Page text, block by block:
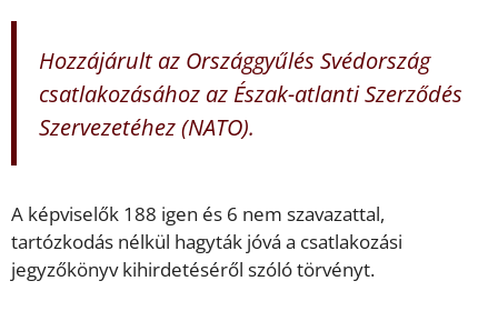
Hozzájárult az Országgyűlés Svédország
csatlakozásához az Észak-atlanti Szerződés
Szervezetéhez (NATO).
A képviselők 188 igen és 6 nem szavazattal,
tartózkodás nélkül hagyták jóvá a csatlakozási
jegyzőkönyv kihirdetéséről szóló törvényt.